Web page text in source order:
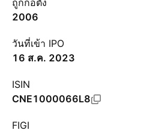
ถูกก่อตั้ง
2006
วันที่เข้า IPO
16 ส.ค. 2023
ISIN
CNE1000066L8
FIGI